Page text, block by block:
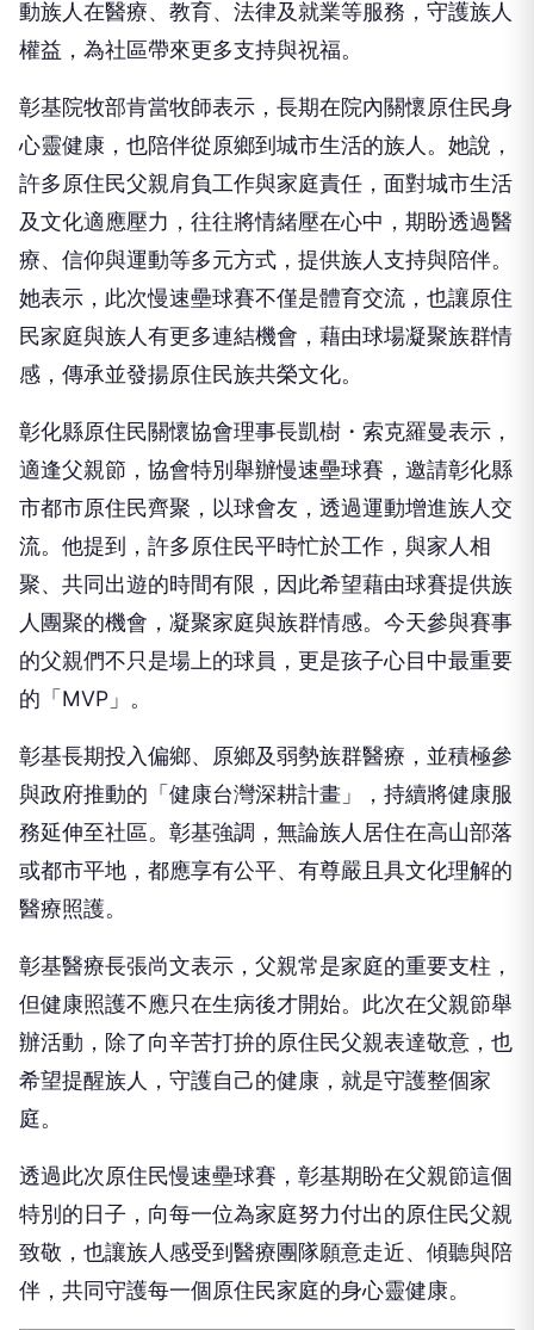
動族人在醫療、教育、法律及就業等服務，守護族人
權益，為社區帶來更多支持與祝福。
彰基院牧部肯當牧師表示，長期在院內關懷原住民身
心靈健康，也陪伴從原鄉到城市生活的族人。她說，
許多原住民父親肩負工作與家庭責任，面對城市生活
及文化適應壓力，往往將情緒壓在心中，期盼透過醫
療、信仰與運動等多元方式，提供族人支持與陪伴。
她表示，此次慢速壘球賽不僅是體育交流，也讓原住
民家庭與族人有更多連結機會，藉由球場凝聚族群情
感，傳承並發揚原住民族共榮文化。
彰化縣原住民關懷協會理事長凱樹・索克羅曼表示，
適逢父親節，協會特別舉辦慢速壘球賽，邀請彰化縣
市都市原住民齊聚，以球會友，透過運動增進族人交
流。他提到，許多原住民平時忙於工作，與家人相
聚、共同出遊的時間有限，因此希望藉由球賽提供族
人團聚的機會，凝聚家庭與族群情感。今天參與賽事
的父親們不只是場上的球員，更是孩子心目中最重要
的「MVP」。
彰基長期投入偏鄉、原鄉及弱勢族群醫療，並積極參
與政府推動的「健康台灣深耕計畫」，持續將健康服
務延伸至社區。彰基強調，無論族人居住在高山部落
或都市平地，都應享有公平、有尊嚴且具文化理解的
醫療照護。
彰基醫療長張尚文表示，父親常是家庭的重要支柱，
但健康照護不應只在生病後才開始。此次在父親節舉
辦活動，除了向辛苦打拚的原住民父親表達敬意，也
希望提醒族人，守護自己的健康，就是守護整個家
庭。
透過此次原住民慢速壘球賽，彰基期盼在父親節這個
特別的日子，向每一位為家庭努力付出的原住民父親
致敬，也讓族人感受到醫療團隊願意走近、傾聽與陪
伴，共同守護每一個原住民家庭的身心靈健康。